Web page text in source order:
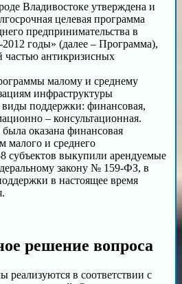
Владивостоке утверждена и
целевая программа
предпринимательства в
2012 годы» (далее – Программа),
частью антикризисных
малому и среднему
инфраструктуры
поддержки: финансовая,
– консультационная.
оказана финансовая
малого и среднего
субъектов выкупили арендуемые
закону № 159-ФЗ, в
в настоящее время
решение вопроса
в соответствии с